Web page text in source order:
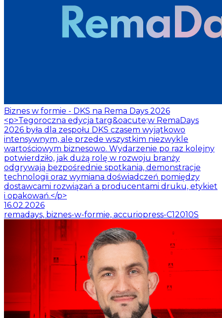
Biznes w formie - DKS na Rema Days 2026
<p>Tegoroczna edycja targ&oacute;w RemaDays
2026 była dla zespołu DKS czasem wyjątkowo
intensywnym, ale przede wszystkim niezwykle
wartościowym biznesowo. Wydarzenie po raz kolejny
potwierdziło, jak dużą rolę w rozwoju branży
odgrywają bezpośrednie spotkania, demonstracje
technologii oraz wymiana doświadczeń pomiędzy
dostawcami rozwiązań a producentami druku, etykiet
i opakowań.</p>
16.02.2026
remadays, biznes-w-formie, accuriopress-C12010S